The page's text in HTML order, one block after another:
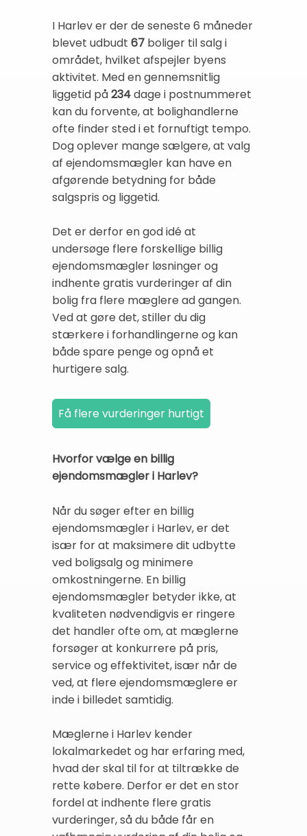
I Harlev er der de seneste 6 måneder
blevet udbudt 67 boliger til salg i
området, hvilket afspejler byens
aktivitet. Med en gennemsnitlig
liggetid på234dage i postnummeret
kan du forvente, at bolighandlerne
ofte finder sted i et fornuftigt tempo.
Dog oplever mange sælgere, at valg
af ejendomsmægler kan have en
afgørende betydning for både
salgspris og liggetid.
Det er derfor en god idé at
undersøge flere forskellige billig
ejendomsmægler løsninger og
indhente gratis vurderinger af din
bolig fra flere mæglere ad gangen.
Ved at gøre det, stiller du dig
stærkere i forhandlingerne og kan
både spare penge og opnå et
hurtigere salg.
Hvorfor vælge en billig
ejendomsmægler i Harlev?
Når du søger efter en billig
ejendomsmægler i Harlev, er det
især for at maksimere dit udbytte
ved boligsalg og minimere
omkostningerne. En billig
ejendomsmægler betyder ikke, at
kvaliteten nødvendigvis er ringere
det handler ofte om, at mæglerne
forsøger at konkurrere på pris,
service og effektivitet, især når de
ved, at flere ejendomsmæglere er
inde i billedet samtidig.
Mæglerne i Harlev kender
lokalmarkedet og har erfaring med,
hvad der skal til for at tiltrække de
rette købere. Derfor er det en stor
fordel at indhente flere gratis
vurderinger, så du både får en